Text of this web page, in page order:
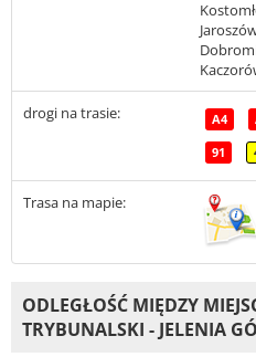
drogi na trasie: A4
91
Trasa na mapie:
ODLEGŁOŚĆ MIĘDZY
TRYBUNALSKI - JELENIA